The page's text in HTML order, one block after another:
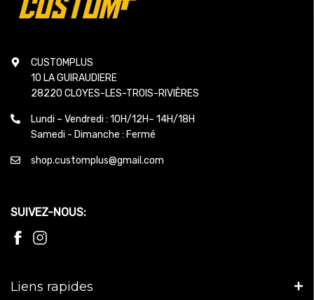
CUSTOMPLUS
10 LA GUIRAUDIERE
28220 CLOYES-LES-TROIS-RIVIÈRES
Lundi – Vendredi : 10H/12H– 14H/18H
Samedi - Dimanche : Fermé
shop.customplus@gmail.com
SUIVEZ-NOUS:
Liens rapides